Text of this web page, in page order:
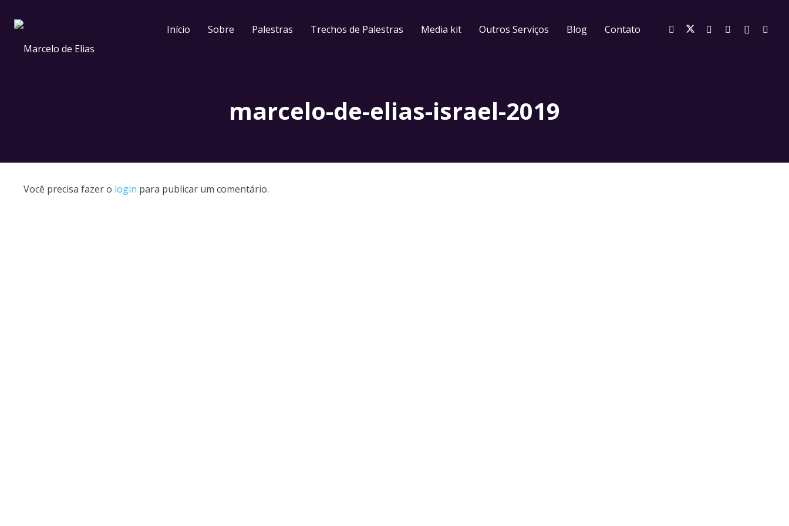
Início Sobre Palestras Trechos de Palestras Media kit Outros Serviços Blog Contato
marcelo-de-elias-israel-2019
Você precisa fazer o login para publicar um comentário.